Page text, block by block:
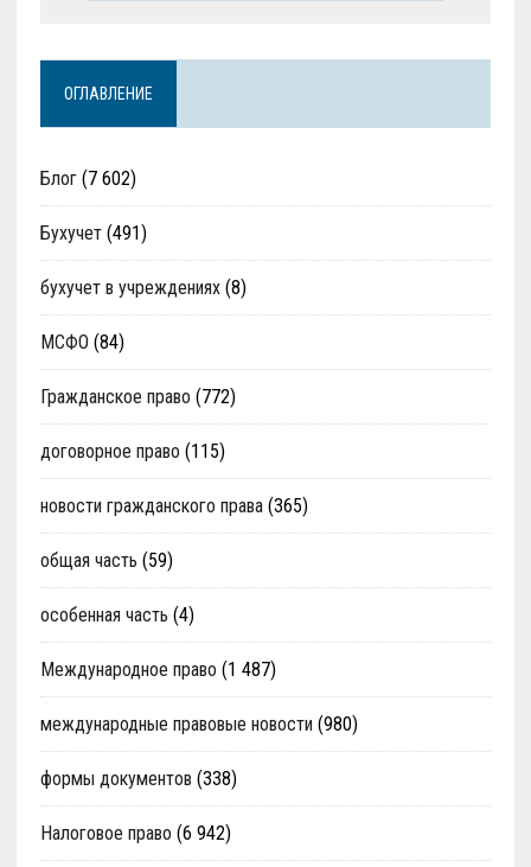
ОГЛАВЛЕНИЕ
Блог(7 602)
Бухучет(491)
бухучет в учреждениях(8)
МСФО (84)
Гражданское право (772)
договорное право (115)
новости гражданского права(365)
общая часть (59)
особенная часть (4)
Международное право (1 487)
международные правовые новости (980)
формы документов (338)
Налоговое право (6 942)